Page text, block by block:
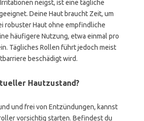
neigst, ist eine tägliche
Deine Haut braucht Zeit, um
robuster Haut ohne empfindliche
häufigere Nutzung, etwa einmal pro
Tägliches Rollen führt jedoch meist
beschädigt wird.
Hautzustand?
und frei von Entzündungen, kannst
vorsichtig starten. Befindest du